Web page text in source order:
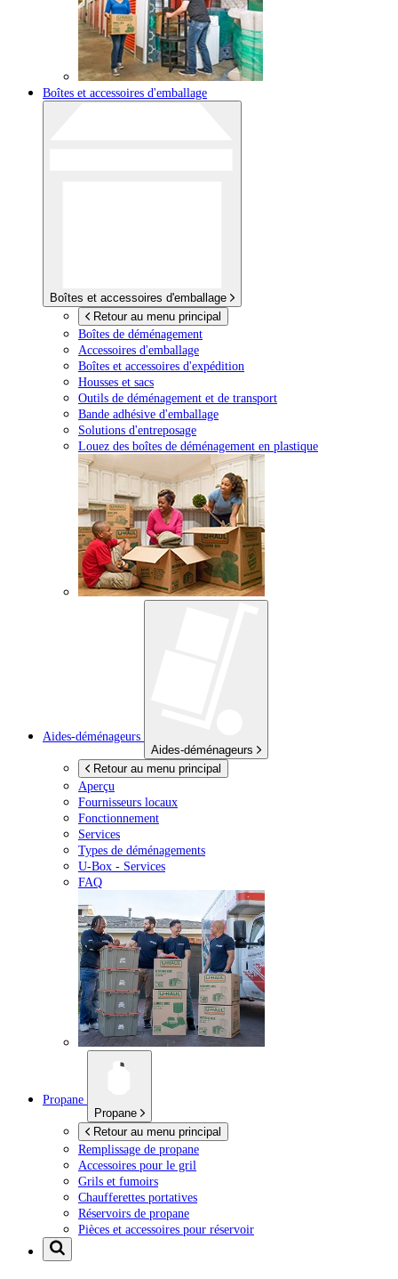
Boîtes et accessoires d'emballage
Boîtes et accessoires d'emballage
Retour au menu principal
Boîtes de déménagement
Accessoires d'emballage
Boîtes et accessoires d'expédition
Housses et sacs
Outils de déménagement et de transport
Bande adhésive d'emballage
Solutions d'entreposage
Louez des boîtes de déménagement en plastique
Aides-déménageurs
Aides-déménageurs
Retour au menu principal
Aperçu
Fournisseurs locaux
Fonctionnement
Services
Types de déménagements
U-Box - Services
FAQ
Propane
Propane
Retour au menu principal
Remplissage de propane
Accessoires pour le gril
Grils et fumoirs
Chaufferettes portatives
Réservoirs de propane
Pièces et accessoires pour réservoir